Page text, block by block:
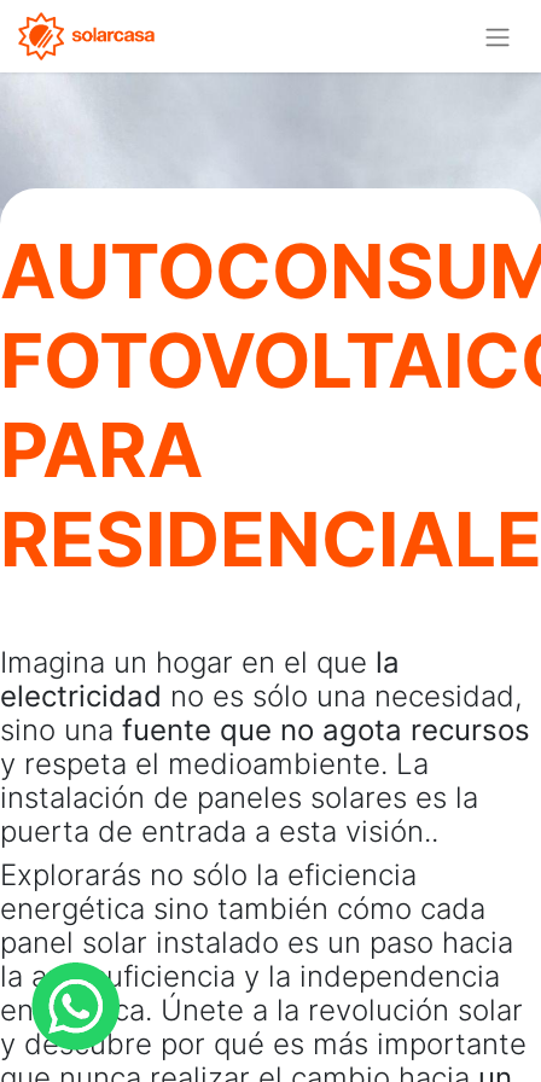
PARA
Imagina un hogar en el que la
electricidad no es sólo una necesidad,
sino una fuente que no agota recursos
y respeta el medioambiente. La
instalación de paneles solares es la
puerta de entrada a esta visión..
Explorarás no sólo la eficiencia
energética sino también cómo cada
panel solar instalado es un paso hacia
la autosuficiencia y la independencia
energética. Únete a la revolución solar
y descubre por qué es más importante